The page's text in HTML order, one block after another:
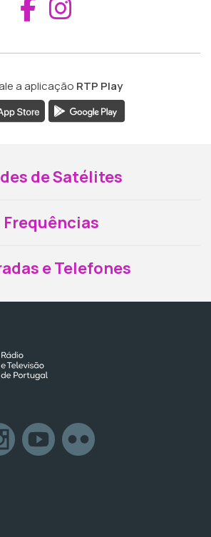
Aceder ao
a aplicação RTP Play
de Satélites
Frequências
e Telefones